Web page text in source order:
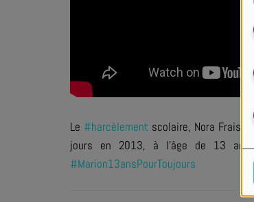
Le #harcèlement scolaire, Nora
jours en 2013, à l'âge de 13
#Marion13ansPourToujours